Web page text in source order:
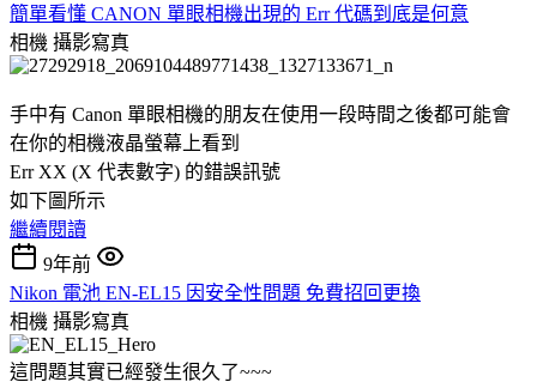
簡單看懂 CANON 單眼相機出現的 Err 代碼到底是何意
相機 攝影寫真
手中有 Canon 單眼相機的朋友在使用一段時間之後都可能會
在你的相機液晶螢幕上看到
Err XX (X 代表數字) 的錯誤訊號
如下圖所示
繼續閱讀
9年前
Nikon 電池 EN-EL15 因安全性問題 免費招回更換
相機 攝影寫真
這問題其實已經發生很久了~~~